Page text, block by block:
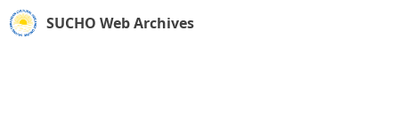
SUCHO Web Archives